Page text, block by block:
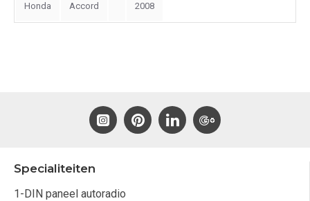
Honda Accord 2008
Specialiteiten
1-DIN paneel autoradio